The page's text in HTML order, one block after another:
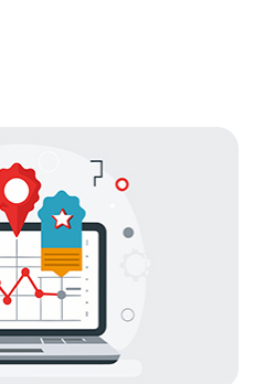
择，连接速度较快，游戏体